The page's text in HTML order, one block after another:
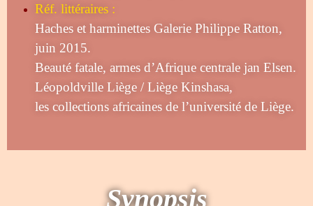
Réf. littéraires :
Haches et harminettes Galerie Philippe Ratton,
juin 2015.
Beauté fatale, armes d’Afrique centrale jan Elsen.
Léopoldville Liège / Liège Kinshasa,
les collections africaines de l’université de Liège.
Synopsis